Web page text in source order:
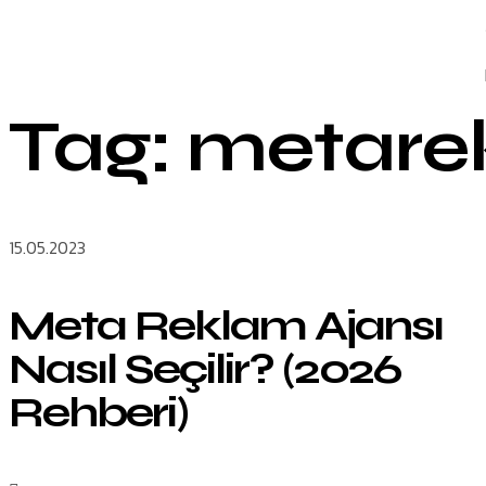
Tag:
15.05.2023
Meta Reklam Ajansı
Nasıl Seçilir? (2026
Rehberi)